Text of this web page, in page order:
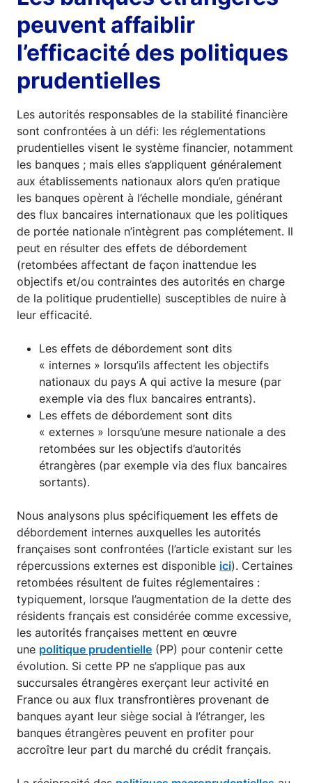
peuvent affaiblir
l’efficacité des politiques
prudentielles
Les autorités responsables de la stabilité financière
sont confrontées à un défi: les réglementations
prudentielles visent le système financier, notamment
les banques ; mais elles s’appliquent généralement
aux établissements nationaux alors qu’en pratique
les banques opèrent à l’échelle mondiale, générant
des flux bancaires internationaux que les politiques
de portée nationale n’intègrent pas complétement. Il
peut en résulter des effets de débordement
(retombées affectant de façon inattendue les
objectifs et/ou contraintes des autorités en charge
de la politique prudentielle) susceptibles de nuire à
leur efficacité.
Les effets de débordement sont dits
« internes » lorsqu’ils affectent les objectifs
nationaux du pays A qui active la mesure (par
exemple via des flux bancaires entrants).
Les effets de débordement sont dits
« externes » lorsqu’une mesure nationale a des
retombées sur les objectifs d’autorités
étrangères (par exemple via des flux bancaires
sortants).
Nous analysons plus spécifiquement les effets de
débordement internes auxquelles les autorités
françaises sont confrontées (l’article existant sur les
répercussions externes est disponible ici). Certaines
retombées résultent de fuites réglementaires :
typiquement, lorsque l’augmentation de la dette des
résidents français est considérée comme excessive,
les autorités françaises mettent en œuvre
une politique prudentielle (PP) pour contenir cette
évolution. Si cette PP ne s’applique pas aux
succursales étrangères exerçant leur activité en
France ou aux flux transfrontières provenant de
banques ayant leur siège social à l’étranger, les
banques étrangères peuvent en profiter pour
accroître leur part du marché du crédit français.